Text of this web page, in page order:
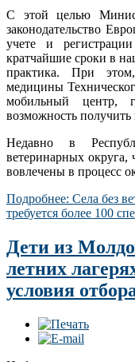
С этой целью
законодательство
учете и
кратчайшие сроки в
практика. При
медицины
мобильный центр,
возможность
Недавно в
ветеринарных
вовлечены в процесс
Подробнее: Села без
требуется более 100
Дети из
летних
условия